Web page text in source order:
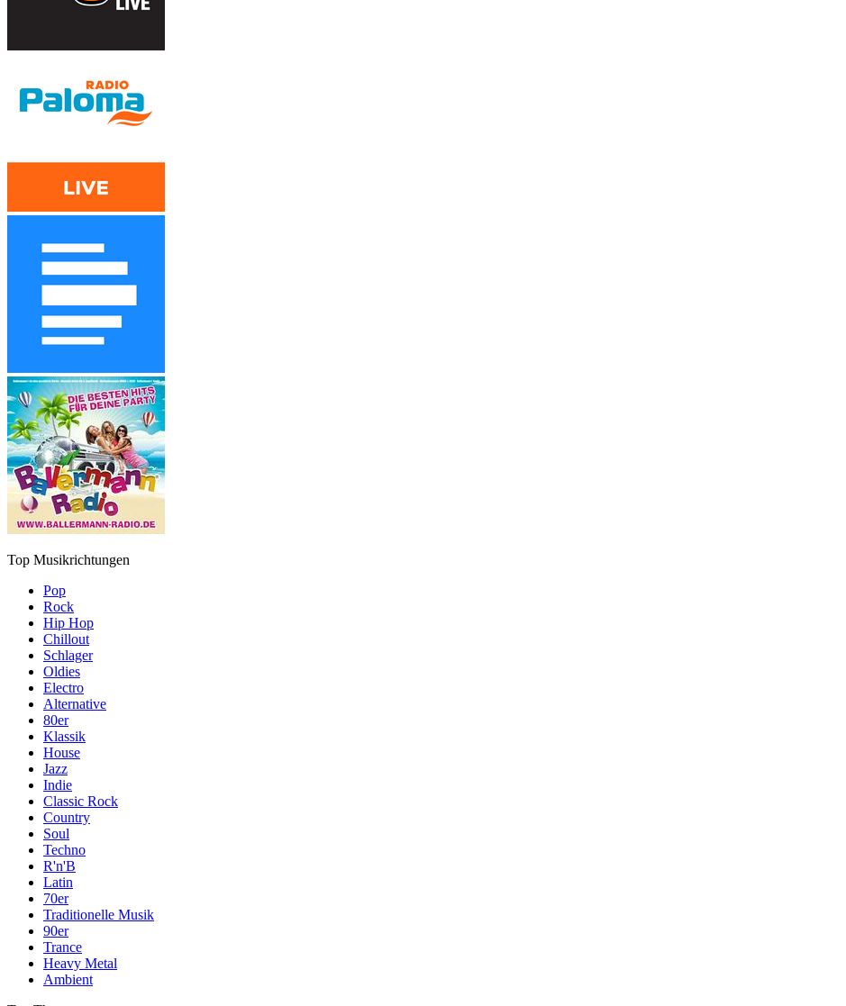
Top Musikrichtungen
Pop
Rock
Hip Hop
Chillout
Schlager
Oldies
Electro
Alternative
80er
Klassik
House
Jazz
Indie
Classic Rock
Country
Soul
Techno
R'n'B
Latin
70er
Traditionelle Musik
90er
Trance
Heavy Metal
Ambient